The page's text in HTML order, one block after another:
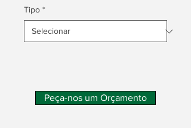
Tipo *
Peça-nos um Orçamento